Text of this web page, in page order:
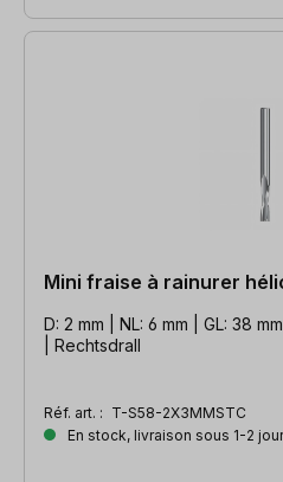
Mini fraise à rainurer
D: 2 mm | NL: 6 mm | GL: 38
| Rechtsdrall
Réf. art. : T-S58-2X3MMSTC
En stock, livraison sous 1-2